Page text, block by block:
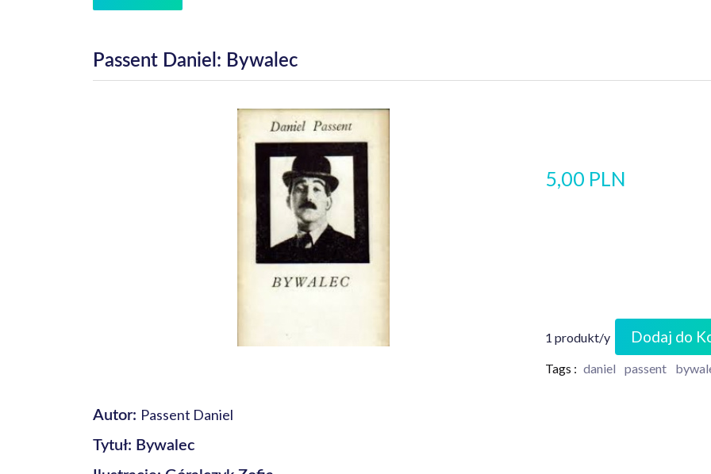
Passent Daniel: Bywalec
5,00 PLN
1 produkt/y Dodaj do
Tags : daniel passent
Autor: Passent Daniel
Tytuł: Bywalec